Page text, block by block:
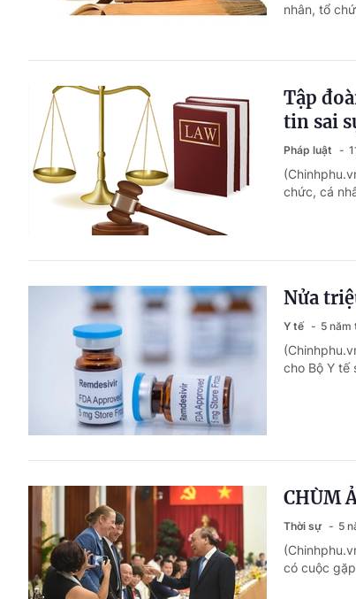
nhân, tổ
Tập
tin sai
Pháp luật
chức, cá
Nửa
Y tế 5 năm
cho Bộ Y tế
CHÙM
Thời sự 5
có cuộc